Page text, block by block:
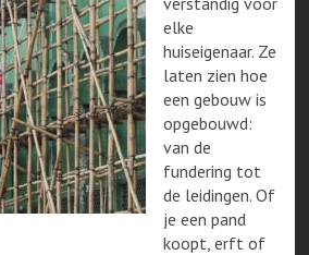
elke
huiseigenaar. Ze
laten zien hoe
een gebouw is
opgebouwd:
van de
fundering tot
de leidingen. Of
je een pand
koopt, erft of